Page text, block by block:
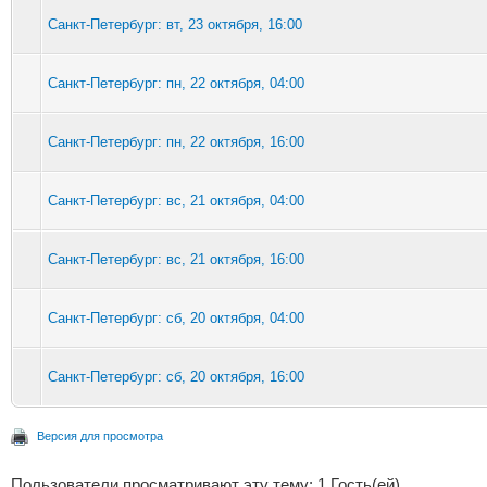
Санкт-Петербург: вт, 23 октября, 16:00
Санкт-Петербург: пн, 22 октября, 04:00
Санкт-Петербург: пн, 22 октября, 16:00
Санкт-Петербург: вс, 21 октября, 04:00
Санкт-Петербург: вс, 21 октября, 16:00
Санкт-Петербург: сб, 20 октября, 04:00
Санкт-Петербург: сб, 20 октября, 16:00
Версия для просмотра